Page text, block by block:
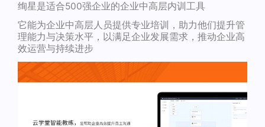
绚星是适合500强企业的企业中高层内训工具
它能为企业中高层人员提供专业培训，助力他们提升管
理能力与决策水平，以满足企业发展需求，推动企业高
效运营与持续进步